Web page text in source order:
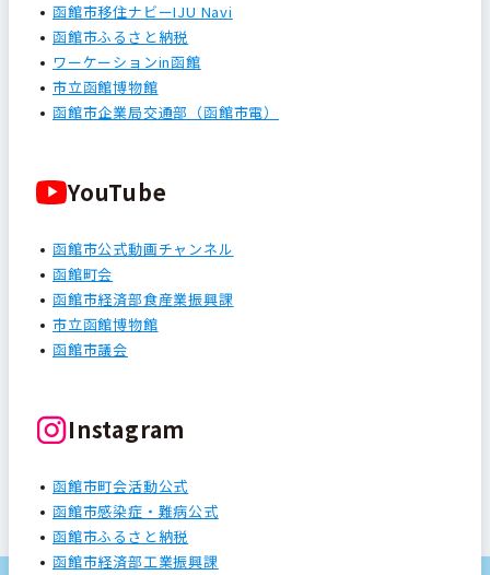
函館市移住ナビーIJU Navi
函館市ふるさと納税
ワーケーションin函館
市立函館博物館
函館市企業局交通部（函館市電）
YouTube
函館市公式動画チャンネル
函館町会
函館市経済部食産業振興課
市立函館博物館
函館市議会
Instagram
函館市町会活動公式
函館市感染症・難病公式
函館市ふるさと納税
函館市経済部工業振興課